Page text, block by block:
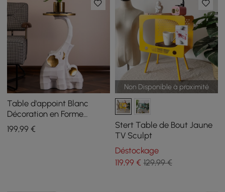
Table d'appoint Blanc
Décoration en Forme
d'éléphant
199,99 €
Non Disponible à proximité
Stert Table de Bout Jaune
TV Sculpt
Déstockage
119,99€ 129,99 €